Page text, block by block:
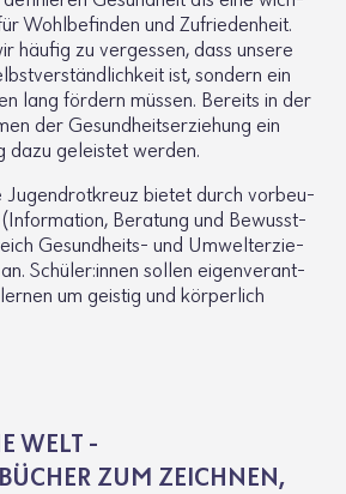
Wohl­be­finden und Zufrie­den­heit.
häufig zu vergessen, dass unsere
ist, sondern ein
lang fördern müssen. Bereits in der
der Gesund­heits­er­zie­hung ein
dazu geleistet werden.
Jugend­rot­kreuz bietet durch vorbeu­
Bera­tung und Bewusst­
Gesund­heits- und Umwelt­er­zie­
Schüler:innen sollen eigen­ver­ant­
um geistig und körper­lich
WELT -
ZUM ZEICHNEN,